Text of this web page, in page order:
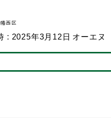
西区
: 2025年3月12日 オーエヌ